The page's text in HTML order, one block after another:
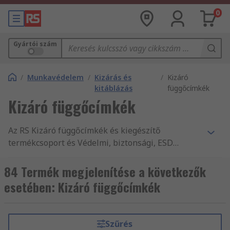
0
Gyártói szám
/ Munkavédelem / Kizárás és
kitáblázás
/ Kizáró
függőcímkék
Kizáró függőcímkék
Az RS Kizáró függőcímkék és kiegészítő
termékcsoport és Védelmi, biztonsági, ESD
választékát nyújtja. Az RS magas minőségű
termékei és szolgáltatásai, valamint több mint
550 000 másnap szállítható termékünk mind
országból vásárolnak online az RS-től. Az RS
84 Termék megjelenítése a következők
esetében: Kizáró függőcímkék
Szűrés